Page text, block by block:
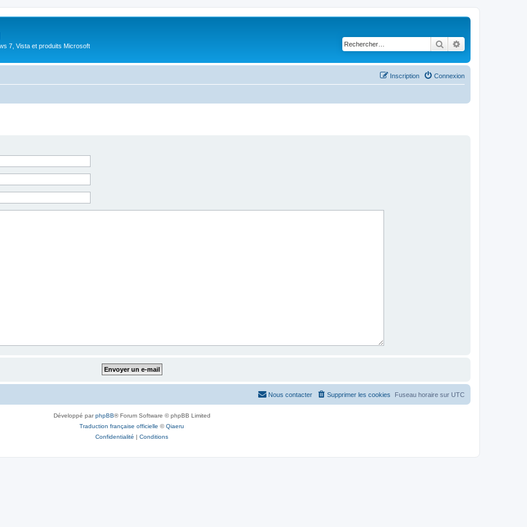
7, Vista et produits Microsoft Rechercher
Connexion
Inscription
Fuseau horaire sur UTC
Supprimer les cookies
Nous contacter
Développé parphpBB® Forum Software © phpBB Limited
Traduction française officielle ©Qiaeru
Confidentialité | Conditions